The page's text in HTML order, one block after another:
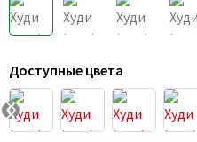
Доступные цвета